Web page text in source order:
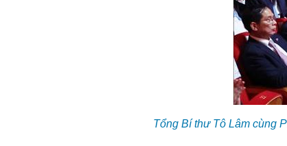
Tổng Bí thư Tô Lâm cùng